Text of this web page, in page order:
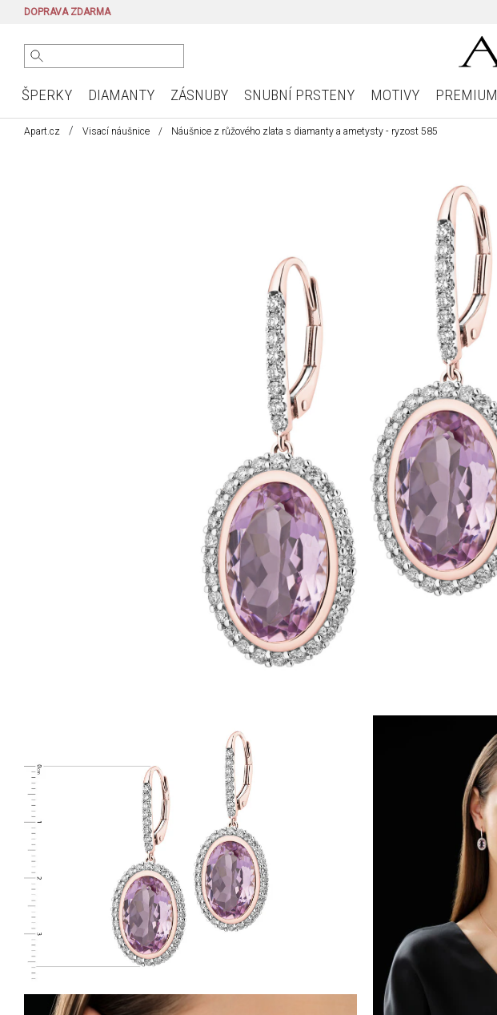
DOPRAVA ZDARMA
ŠPERKY DIAMANTY ZÁSNUBY SNUBNÍ PRSTENY MOTIVY PREMIUM
Apart.cz Visací náušnice Náušnice z růžového zlata s diamanty a ametysty - ryzost 585